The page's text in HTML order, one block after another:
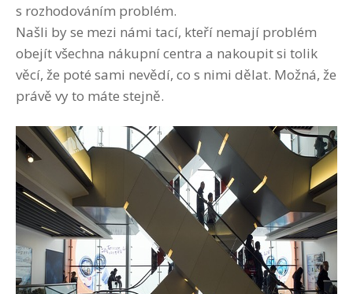
s rozhodováním problém.
Našli by se mezi námi tací, kteří nemají problém
obejít všechna nákupní centra a nakoupit si tolik
věcí, že poté sami nevědí, co s nimi dělat. Možná, že
právě vy to máte stejně.